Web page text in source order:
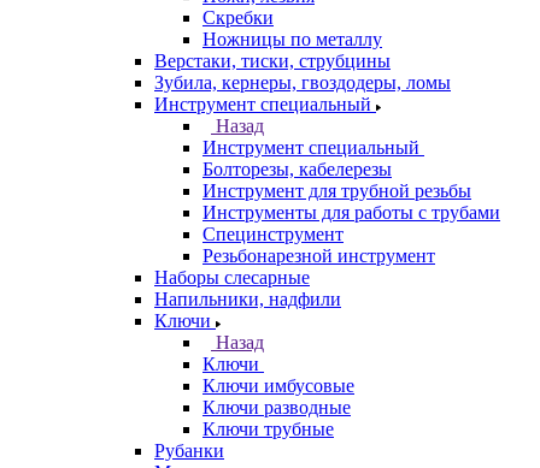
Скребки
Ножницы по металлу
Верстаки, тиски, струбцины
Зубила, кернеры, гвоздодеры, ломы
Инструмент специальный
Назад
Инструмент специальный
Болторезы, кабелерезы
Инструмент для трубной резьбы
Инструменты для работы с трубами
Специнструмент
Резьбонарезной инструмент
Наборы слесарные
Напильники, надфили
Ключи
Назад
Ключи
Ключи имбусовые
Ключи разводные
Ключи трубные
Рубанки